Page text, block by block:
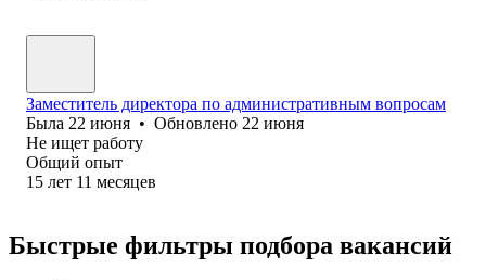
Заместитель директора по административным вопросам
Была 22 июня • Обновлено 22 июня
Не ищет работу
Общий опыт
15 лет 11 месяцев
Быстрые фильтры подбора вакансий